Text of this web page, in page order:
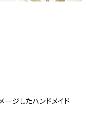
ージしたハンドメイド